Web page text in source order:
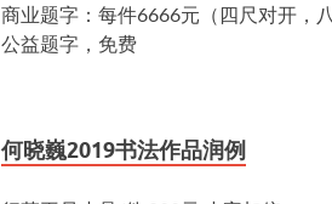
商业题字：每件6666元（四尺对开，八
公益题字，免费
何晓巍2019书法作品润例